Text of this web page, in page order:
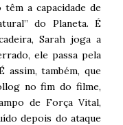
a capacidade de
do Planeta. É
Sarah joga a
ele passa pela
assim, também, que
no fim do filme,
de Força Vital,
depois do ataque